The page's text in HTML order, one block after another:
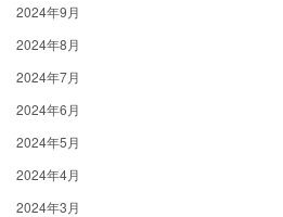
2024年9月
2024年8月
2024年7月
2024年6月
2024年5月
2024年4月
2024年3月